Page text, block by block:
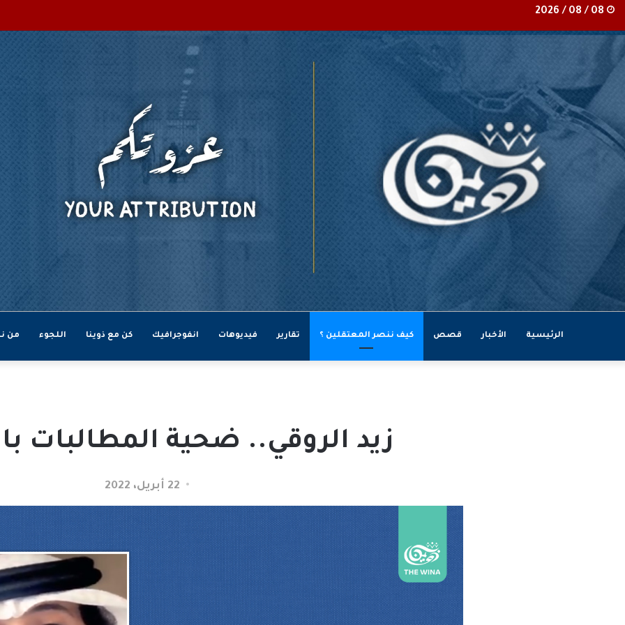
الرئيسية الأخبار قصص كيف ننصر المعتقلين ؟ تقارير فيديوهات انفوجرافيك كن مع ذوينا اللجوء من
زيد الروقي.. ضحية المطالبات
22 أبريل، 2022